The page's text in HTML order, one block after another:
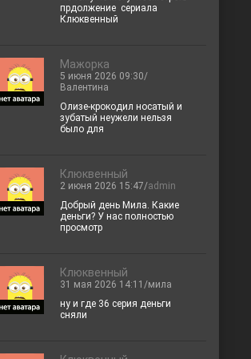
14 серия 15 серия 16 серия
прдолжение сериала
Клюквенный
Мажорка
5 июня 2026 09:30/
Валентина
Олизе-крокодил носатый и
зубатый неужели нельзя
было для
Клюквенный
2 июня 2026 15:47/admin
Добрый день Мила. Какие
деньги? У нас полностью
просмотр
Клюквенный
31 мая 2026 14:11/мила
ну и где 36 серия деньги
сняли